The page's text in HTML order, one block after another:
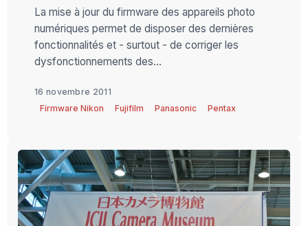
La mise à jour du firmware des appareils photo
numériques permet de disposer des dernières
fonctionnalités et - surtout - de corriger les
dysfonctionnements des...
16 novembre 2011
Firmware Nikon
Fujifilm Panasonic Pentax